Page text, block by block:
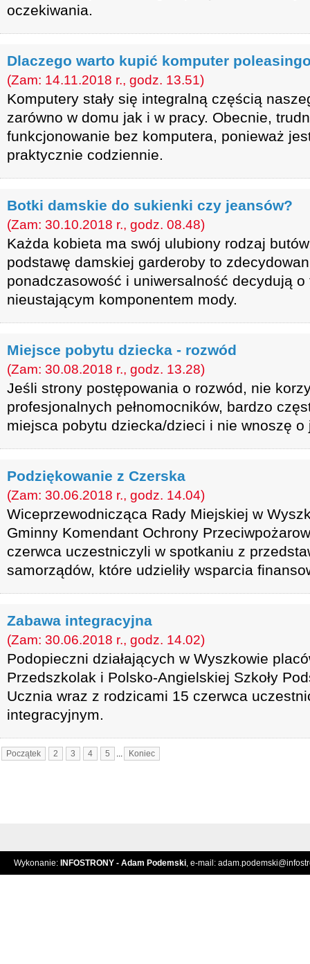
oczekiwania.
Dlaczego warto kupić komputer
(Zam: 14.11.2018 r., godz. 13.51)
Komputery stały się integralną częścią
zarówno w domu jak i w pracy. Obecnie,
funkcjonowanie bez komputera, ponieważ
praktycznie codziennie.
Botki damskie do sukienki czy jeansów?
(Zam: 30.10.2018 r., godz. 08.48)
Każda kobieta ma swój ulubiony rodzaj
podstawę damskiej garderoby to
ponadczasowość i uniwersalność decydują
nieustającym komponentem mody.
Miejsce pobytu dziecka - rozwód
(Zam: 30.08.2018 r., godz. 13.28)
Jeśli strony postępowania o rozwód, nie
profesjonalnych pełnomocników, bardzo
miejsca pobytu dziecka/dzieci i nie wnoszę o
Podziękowanie z Czerska
(Zam: 30.06.2018 r., godz. 14.04)
Wiceprzewodnicząca Rady Miejskiej w
Gminny Komendant Ochrony
czerwca uczestniczyli w spotkaniu z
samorządów, które udzieliły wsparcia
Zabawa integracyjna
(Zam: 30.06.2018 r., godz. 14.02)
Podopieczni działających w Wyszkowie
Przedszkolak i Polsko-Angielskiej Szkoły
Ucznia wraz z rodzicami 15 czerwca
integracyjnym.
Początek 2 3 4 5 ... Koniec
Wykonanie: INFOSTRONY - Adam Podemski, e-mail: